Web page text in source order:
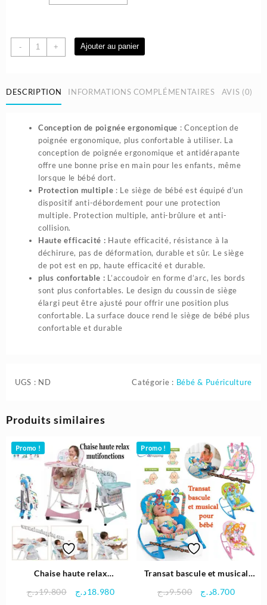
-
quantité
de
toilette
pour
سلم
المرحاض
للاطفال
+ Ajouter au panier
DESCRIPTION INFORMATIONS COMPLÉMENTAIRES AVIS (0)
Conception de poignée ergonomique : Conception de
poignée ergonomique, plus confortable à utiliser. La
conception de poignée ergonomique et antidérapante
offre une bonne prise en main pour les enfants, même
lorsque le bébé dort.
Protection multiple : Le siège de bébé est équipé d’un
dispositif anti-débordement pour une protection
multiple. Protection multiple, anti-brûlure et anti-
collision.
Haute efficacité : Haute efficacité, résistance à la
déchirure, pas de déformation, durable et sûr. Le siège
de pot est en pp, haute efficacité et durable.
plus confortable : L’accoudoir en forme d’arc, les bords
sont plus confortables. Le design du coussin de siège
élargi peut être ajusté pour offrir une position plus
confortable. La surface douce rend le siège de bébé plus
confortable et durable
UGS : ND Catégorie : Bébé & Puériculture
Produits similaires
Promo !
Chaise haute relax
19.800د.ج
Le
18.980د.ج
Le
Promo !
Transat bascule et musical
9.500د.ج
Le
8.700د.ج
Le